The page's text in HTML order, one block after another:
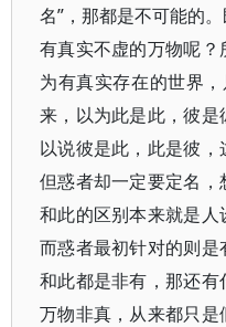
名”，那都是不可能的
有真实不虚的万物呢
为有真实存在的世界
来，以为此是此，彼
以说彼是此，此是彼，
但惑者却一定要定名
和此的区别本来就是人
而惑者最初针对的则
和此都是非有，那还
万物非真，从来都只